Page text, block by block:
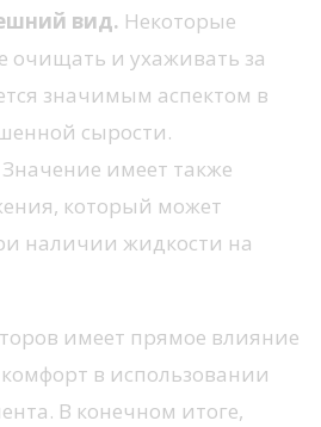
вид. Некоторые
очищать и ухаживать за
значимым аспектом в
сырости.
Значение имеет также
который может
наличии жидкости на
имеет прямое влияние
в использовании
В конечном итоге,